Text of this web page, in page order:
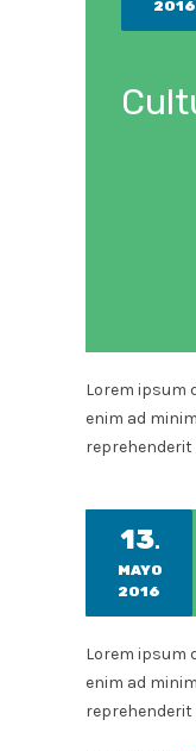
2016
Lorem ipsum
enim ad
reprehenderit
13.
MAYO
2016
Lorem ipsum
enim ad
reprehenderit